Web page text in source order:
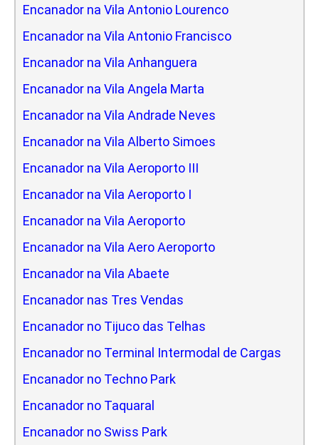
Encanador na Vila Antonio Lourenco
Encanador na Vila Antonio Francisco
Encanador na Vila Anhanguera
Encanador na Vila Angela Marta
Encanador na Vila Andrade Neves
Encanador na Vila Alberto Simoes
Encanador na Vila Aeroporto III
Encanador na Vila Aeroporto I
Encanador na Vila Aeroporto
Encanador na Vila Aero Aeroporto
Encanador na Vila Abaete
Encanador nas Tres Vendas
Encanador no Tijuco das Telhas
Encanador no Terminal Intermodal de Cargas
Encanador no Techno Park
Encanador no Taquaral
Encanador no Swiss Park